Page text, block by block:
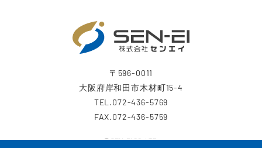
〒596-0011
大阪府岸和田市木材町15-4
TEL.072-436-5769
FAX.072-436-5759
© SEN-EI CO.,LTD.